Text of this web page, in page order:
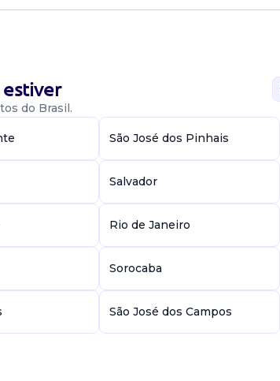
morumbi /sp
ativo e
manhã, tar...
do Brasil.
São José dos Pinhais
Salvador
Rio de Janeiro
Sorocaba
São José dos Campos